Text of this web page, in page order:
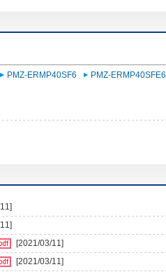
PMZ-ERMP40SF6 PMZ-ERMP40SFE6
[2021/03/11]
[2021/03/11]